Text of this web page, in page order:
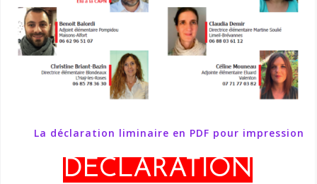
La déclaration liminaire en PDF pour impression
DÉCLARATION